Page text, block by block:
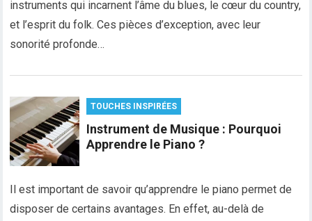
instruments qui incarnent l’âme du blues, le cœur du country,
et l’esprit du folk. Ces pièces d’exception, avec leur
sonorité profonde…
TOUCHES INSPIRÉES
Instrument de Musique : Pourquoi
Apprendre le Piano ?
Il est important de savoir qu’apprendre le piano permet de
disposer de certains avantages. En effet, au-delà de